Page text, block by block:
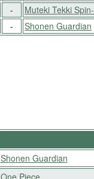
- Muteki Tekki
- Shonen Guardian
Shonen Guardian
One Piece